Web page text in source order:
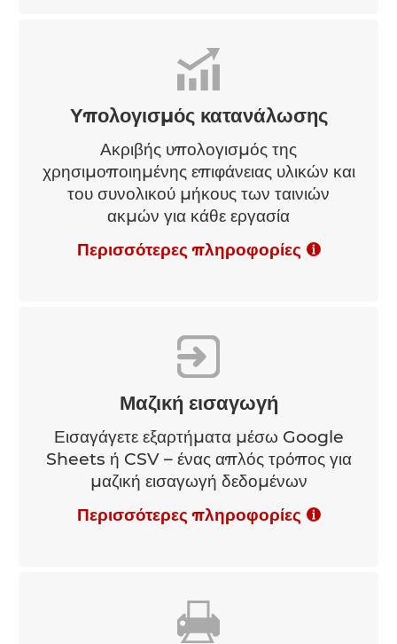
Υπολογισμός κατανάλωσης
Ακριβής υπολογισμός της
χρησιμοποιημένης επιφάνειας υλικών και
του συνολικού μήκους των ταινιών
ακμών για κάθε εργασία
Περισσότερες πληροφορίες
Μαζική εισαγωγή
Εισαγάγετε εξαρτήματα μέσω Google
Sheets ή CSV – ένας απλός τρόπος για
μαζική εισαγωγή δεδομένων
Περισσότερες πληροφορίες